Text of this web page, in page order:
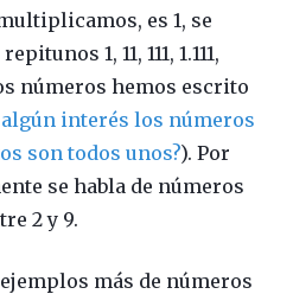
es 1, se
1, 11, 111, 1.111,
números hemos escrito
interés los números
son todos unos?). Por
se habla de números
2 y 9.
más de números